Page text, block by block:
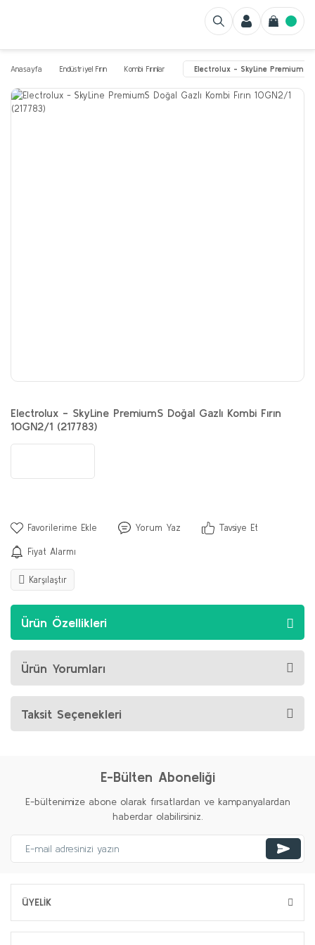
Anasayfa Endüstriyel Fırın Kombi Fırınlar Electrolux - SkyLine PremiumS
Electrolux - SkyLine PremiumS Doğal Gazlı Kombi Fırın
10GN2/1 (217783)
Yorum Yaz Tavsiye Et
Fiyat Alarmı
Karşılaştır
Ürün Özellikleri
Ürün Yorumları
Taksit Seçenekleri
E-Bülten Aboneliği
E-bültenimize abone olarak fırsatlardan ve kampanyalardan
haberdar olabilirsiniz.
ÜYELİK